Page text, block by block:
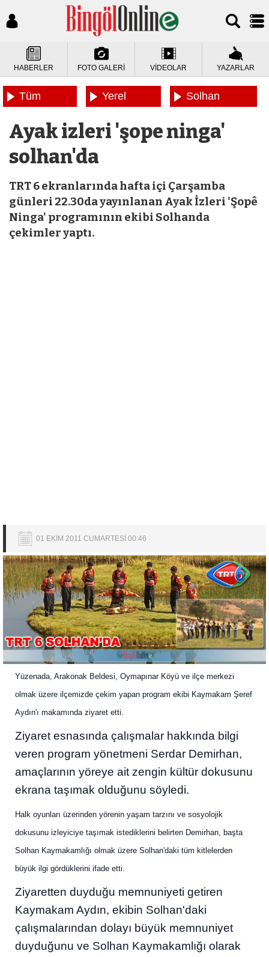
HABERLER FOTO GALERİ VİDEOLAR YAZARLAR
Tüm
Yerel
Solhan
Ayak izleri 'şope ninga'
solhan'da
TRT 6 ekranlarında hafta içi Çarşamba
günleri 22.30da yayınlanan Ayak İzleri 'Şopê
Ninga' programının ekibi Solhanda
çekimler yaptı.
01 EKİM 2011 CUMARTESİ 00:46
Yüzenada, Arakonak Beldesi, Oymapınar Köyü ve ilçe merkezi
olmak üzere ilçemizde çekim yapan program ekibi Kaymakam Şeref
Aydın'ı makamında ziyaret etti.
Ziyaret esnasında çalışmalar hakkında bilgi
veren program yönetmeni Serdar Demirhan,
amaçlarının yöreye ait zengin kültür dokusunu
ekrana taşımak olduğunu söyledi.
Halk oyunları üzerinden yörenin yaşam tarzını ve sosyolojik
dokusunu izleyiciye taşımak istediklerini belirten Demirhan, başta
Solhan Kaymakamlığı olmak üzere Solhan'daki tüm kitlelerden
büyük ilgi gördüklerini ifade etti.
Ziyaretten duyduğu memnuniyeti getiren
Kaymakam Aydın, ekibin Solhan'daki
çalışmalarından dolayı büyük memnuniyet
duyduğunu ve Solhan Kaymakamlığı olarak